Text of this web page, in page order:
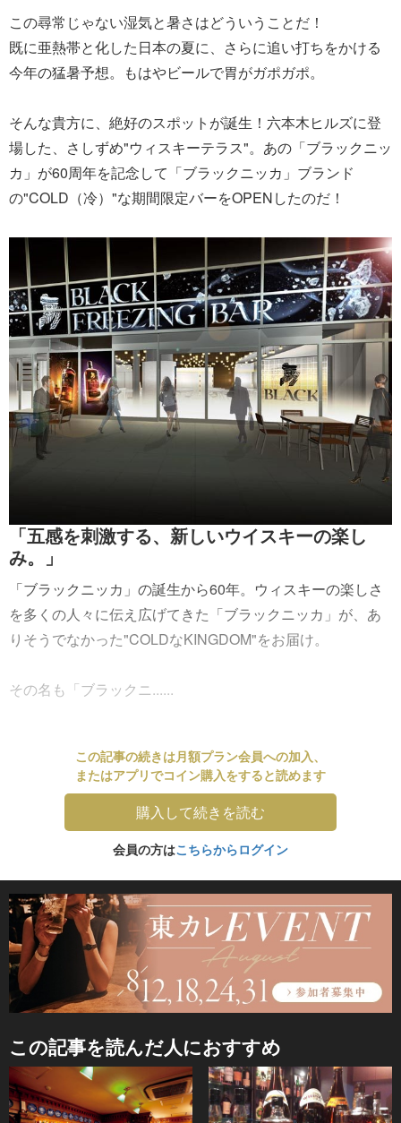
この尋常じゃない湿気と暑さはどういうことだ！
既に亜熱帯と化した日本の夏に、さらに追い打ちをかける
今年の猛暑予想。もはやビールで胃がガポガポ。
そんな貴方に、絶好のスポットが誕生！六本木ヒルズに登
場した、さしずめ"ウィスキーテラス"。あの「ブラックニッ
カ」が60周年を記念して「ブラックニッカ」ブランド
の"COLD（冷）"な期間限定バーをOPENしたのだ！
「五感を刺激する、新しいウイスキーの楽し
み。」
「ブラックニッカ」の誕生から60年。ウィスキーの楽しさ
を多くの人々に伝え広げてきた「ブラックニッカ」が、あ
りそうでなかった"COLDなKINGDOM"をお届け。
その名も「ブラックニ......
この記事の続きは月額プラン会員への加入、
またはアプリでコイン購入をすると読めます
購入して続きを読む
会員の方はこちらからログイン
この記事を読んだ人におすすめ